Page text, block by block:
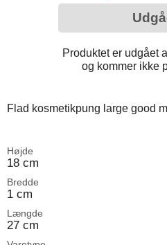
Produktet er udgået
og kommer ikke
Flad kosmetikpung large good
Højde
18 cm
Bredde
1 cm
Længde
27 cm